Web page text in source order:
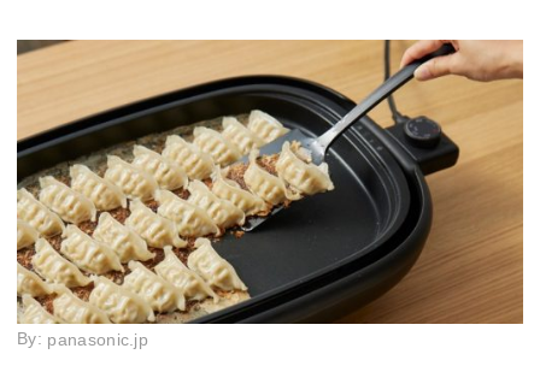
By: panasonic.jp